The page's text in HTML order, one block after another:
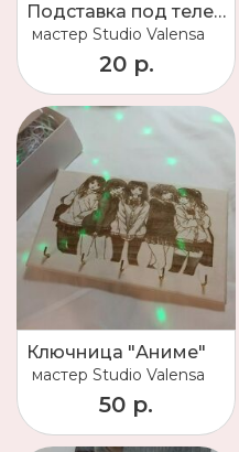
Подставка под телефон "Сердце"
мастер Studio Valensa
20 р.
Ключница "Аниме"
мастер Studio Valensa
50 р.